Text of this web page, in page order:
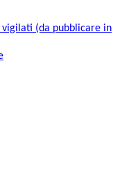
vigilati (da pubblicare in